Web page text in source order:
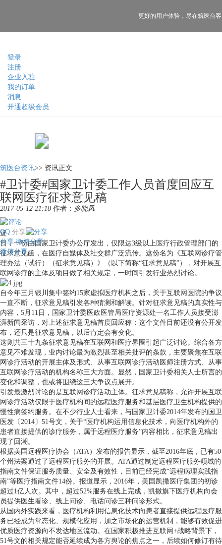
登录
注册
企业入驻
我的订单
消息
开通超级会员
更好的用户体验， 尽在筑医台
筑医台资讯>> 资讯正文
#卫计委#国家卫计委工作人员首度回应互
联网医疗征求意见稿
2017-05-12 21:18 作者： 多晓凤
分享
QQ
分享 微博分享
微信分享
近
日，一份由国家卫计委办公厅发出，仅限达3级以上医疗行政管理部门的
征求意见函，在医疗自媒体及社交群广泛流传。这份名为《互联网诊疗管
理办法（试行）（征求意见稿）》（以下简称“征求意见稿”），对开展互
联网诊疗的主体及项目做了相关规定，一时间引发行业热烈讨论。
自今年三月银川集中签约15家虚拟医疗机构之后，关于互联网医院的争议
一直不断，征求意见稿引发各种猜测和解读。针对征求意见稿的真实性与
内容，5月11日，国家卫计委医政医管局医疗资源处一名工作人员接受澎
湃新闻采访，对上述征求意见稿首度回应称：这个文件目前还没有公开发
布，还只是征求意见稿，以后肯定会有变化。
这则共三十九条征求意见稿在互联网和医疗界圈引起广泛讨论。综合各方
意见不难发现，业内讨论最为激烈甚至相关批评的条款，主要聚焦在互联
网诊疗活动的开展主体及形式、从事互联网诊疗活动医师注册方式、从事
互联网诊疗活动的机构名称三大方面。显然，国家卫计委相关人士所言的
变化和调整，也或将围绕这三大争议点展开。
引发最激烈讨论的是互联网诊疗活动主体。征求意见稿称，允许开展互联
网诊疗活动仅限于医疗机构间的远程医疗服务和基层医疗卫生机构提供的
慢性病签约服务。在不少行业人士看来，与国家卫计委2014年发布的国卫
医发〔2014〕51号文，关于“医疗机构运用信息化技术，向医疗机构外的
患者直接提供的诊疗服务，属于远程医疗服务”内容相比，征求意见稿出
现了回潮。
根据美国远程医疗协会（ATA）发布的报告显示，截至2016年底，已有50
个州法案通过了远程医疗服务的开展。ATA通过制定远程医疗服务领域的
指南文件保证服务质量、安全及有效性，目前已经完成“远程病理实践指
南”等医疗指南文件14份。报道显示，2016年，美国凯撒医疗集团的初诊
超过1亿人次。其中，超过52%服务在线上完成，凯撒旗下医疗机构向会
员提供医生看诊、线上问诊、电话问诊三种问诊形式。
从国内外实践来看，医疗机构利用信息化技术向患者直接提供远程医疗服
务已经成为常态化、规模化应用，加之市场化的运营机制，能够有效促进
优质医疗资源向不发达地区流动。在国家积极推进互联网+战略背景下，
51号文的相关规定能否延续成为各方舆论的焦点之一，后续如何修订有待